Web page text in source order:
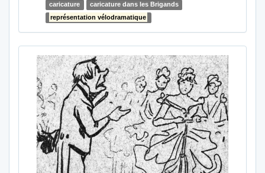
caricature
caricature dans les Brigands
représentation vélodramatique